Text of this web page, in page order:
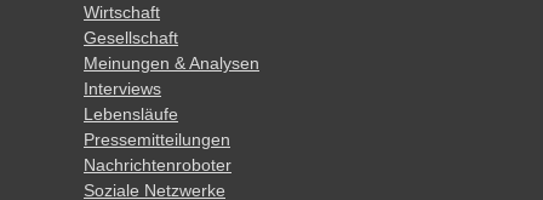
Wirtschaft
Gesellschaft
Meinungen & Analysen
Interviews
Lebensläufe
Pressemitteilungen
Nachrichtenroboter
Soziale Netzwerke